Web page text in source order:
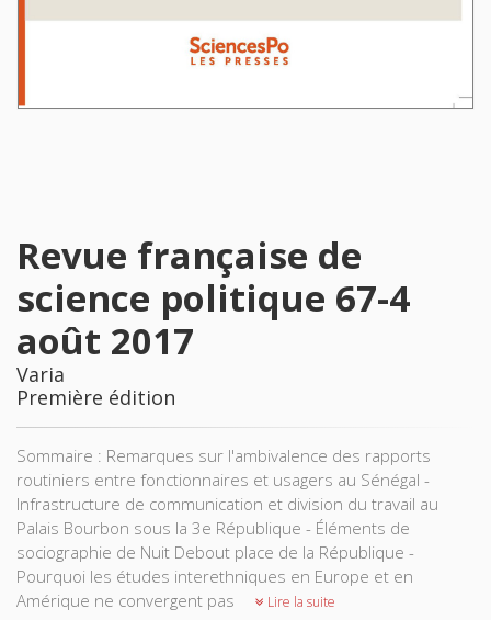
Revue française de
science politique 67-4
août 2017
Varia
Première édition
Sommaire : Remarques sur l'ambivalence des rapports
routiniers entre fonctionnaires et usagers au Sénégal -
Infrastructure de communication et division du travail au
Palais Bourbon sous la 3e République - Éléments de
sociographie de Nuit Debout place de la République -
Pourquoi les études interethniques en Europe et en
Amérique ne convergent pas
Lire la suite